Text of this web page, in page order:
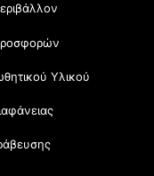
Υλικού